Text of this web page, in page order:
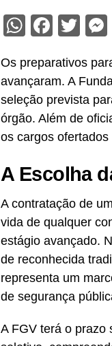
Os preparativos
avançaram. A
seleção prevista
órgão. Além de
os cargos
A Escolha
A contratação de
vida de qualquer
estágio avançado.
de reconhecida
representa um
de segurança
A FGV terá o prazo